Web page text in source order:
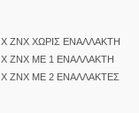
ΖΝΧ ΧΩΡΙΣ ΕΝΑΛΛΑΚΤΗ
ΖΝΧ ΜΕ 1 ΕΝΑΛΛΑΚΤΗ
ΖΝΧ ΜΕ 2 ΕΝΑΛΛΑΚΤΕΣ